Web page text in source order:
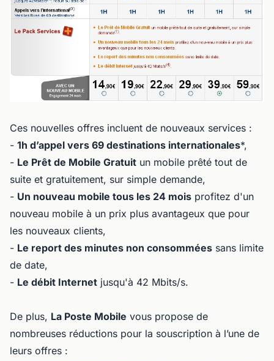
Ces nouvelles offres incluent de nouveaux services :
- 1h d’appel vers 69 destinations internationales*,
- Le Prêt de Mobile Gratuit un mobile prêté tout de
suite et gratuitement, sur simple demande,
- Un nouveau mobile tous les 24 mois profitez d'un
nouveau mobile à un prix plus avantageux que pour
les nouveaux clients,
- Le report des minutes non consommées sans limite
de date,
- Le débit Internet jusqu'à 42 Mbits/s.
De plus, La Poste Mobile vous propose de
nombreuses réductions pour la souscription à l’une de
leurs offres :